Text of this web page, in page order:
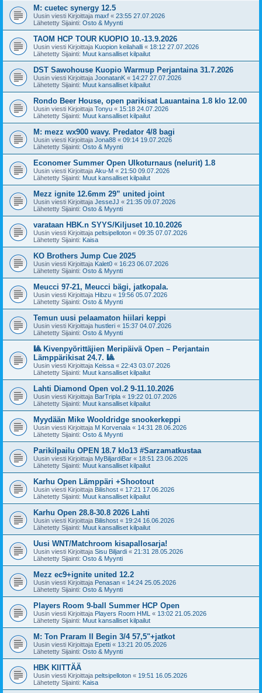
M: cuetec synergy 12.5
Uusin viesti Kirjoittaja maxf « 23:55 27.07.2026
Lähetetty Sijainti: Osto & Myynti
TAOM HCP TOUR KUOPIO 10.-13.9.2026
Uusin viesti Kirjoittaja Kuopion keilahalli « 18:12 27.07.2026
Lähetetty Sijainti: Muut kansalliset kilpailut
DST Sawohouse Kuopio Warmup Perjantaina 31.7.2026
Uusin viesti Kirjoittaja JoonatanK « 14:27 27.07.2026
Lähetetty Sijainti: Muut kansalliset kilpailut
Rondo Beer House, open parikisat Lauantaina 1.8 klo 12.00
Uusin viesti Kirjoittaja Tonyu « 15:18 24.07.2026
Lähetetty Sijainti: Muut kansalliset kilpailut
M: mezz wx900 wavy. Predator 4/8 bagi
Uusin viesti Kirjoittaja Jona88 « 09:14 19.07.2026
Lähetetty Sijainti: Osto & Myynti
Economer Summer Open Ulkoturnaus (nelurit) 1.8
Uusin viesti Kirjoittaja Aku-M « 21:50 09.07.2026
Lähetetty Sijainti: Muut kansalliset kilpailut
Mezz ignite 12.6mm 29” united joint
Uusin viesti Kirjoittaja JesseJJ « 21:35 09.07.2026
Lähetetty Sijainti: Osto & Myynti
varataan HBK.n SYYS/Kiljuset 10.10.2026
Uusin viesti Kirjoittaja peltsipelloton « 09:35 07.07.2026
Lähetetty Sijainti: Kaisa
KO Brothers Jump Cue 2025
Uusin viesti Kirjoittaja Kalet0 « 16:23 06.07.2026
Lähetetty Sijainti: Osto & Myynti
Meucci 97-21, Meucci bägi, jatkopala.
Uusin viesti Kirjoittaja Hibzu « 19:56 05.07.2026
Lähetetty Sijainti: Osto & Myynti
Temun uusi pelaamaton hiilari keppi
Uusin viesti Kirjoittaja hustleri « 15:37 04.07.2026
Lähetetty Sijainti: Osto & Myynti
🎱 Kivenpyörittäjien Meripäivä Open – Perjantain
Lämppärikisat 24.7. 🎱
Uusin viesti Kirjoittaja Keissa « 22:43 03.07.2026
Lähetetty Sijainti: Muut kansalliset kilpailut
Lahti Diamond Open vol.2 9-11.10.2026
Uusin viesti Kirjoittaja BarTripla « 19:22 01.07.2026
Lähetetty Sijainti: Muut kansalliset kilpailut
Myydään Mike Wooldridge snookerkeppi
Uusin viesti Kirjoittaja M Korvenala « 14:31 28.06.2026
Lähetetty Sijainti: Osto & Myynti
Parikilpailu OPEN 18.7 klo13 #Sarzamatkustaa
Uusin viesti Kirjoittaja MyBiljardiBar « 18:51 23.06.2026
Lähetetty Sijainti: Muut kansalliset kilpailut
Karhu Open Lämppäri +Shootout
Uusin viesti Kirjoittaja Bilishost « 17:21 17.06.2026
Lähetetty Sijainti: Muut kansalliset kilpailut
Karhu Open 28.8-30.8 2026 Lahti
Uusin viesti Kirjoittaja Bilishost « 19:24 16.06.2026
Lähetetty Sijainti: Muut kansalliset kilpailut
Uusi WNT/Matchroom kisapallosarja!
Uusin viesti Kirjoittaja Sisu Biljardi « 21:31 28.05.2026
Lähetetty Sijainti: Osto & Myynti
Mezz ec9+ignite united 12.2
Uusin viesti Kirjoittaja Penasan « 14:24 25.05.2026
Lähetetty Sijainti: Osto & Myynti
Players Room 9-ball Summer HCP Open
Uusin viesti Kirjoittaja Players Room HML « 13:02 21.05.2026
Lähetetty Sijainti: Muut kansalliset kilpailut
M: Ton Praram II Begin 3/4 57,5"+jatkot
Uusin viesti Kirjoittaja Epetti « 13:21 20.05.2026
Lähetetty Sijainti: Osto & Myynti
HBK KIITTÄÄ
Uusin viesti Kirjoittaja peltsipelloton « 19:51 16.05.2026
Lähetetty Sijainti: Kaisa